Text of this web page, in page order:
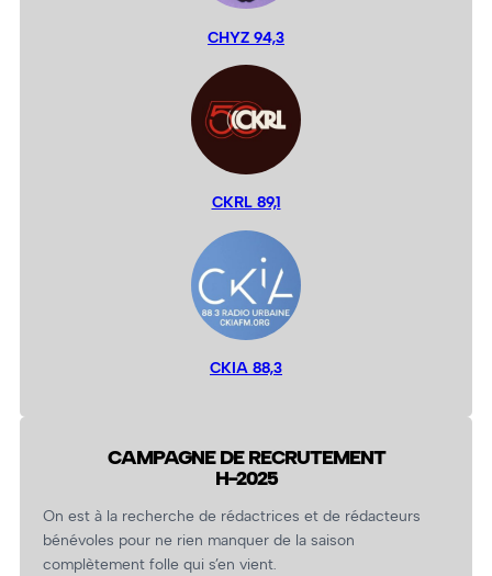
CHYZ 94,3
CKRL 89,1
CKIA 88,3
CAMPAGNE DE RECRUTEMENT
H-2025
On est à la recherche de rédactrices et de rédacteurs
bénévoles pour ne rien manquer de la saison
complètement folle qui s’en vient.